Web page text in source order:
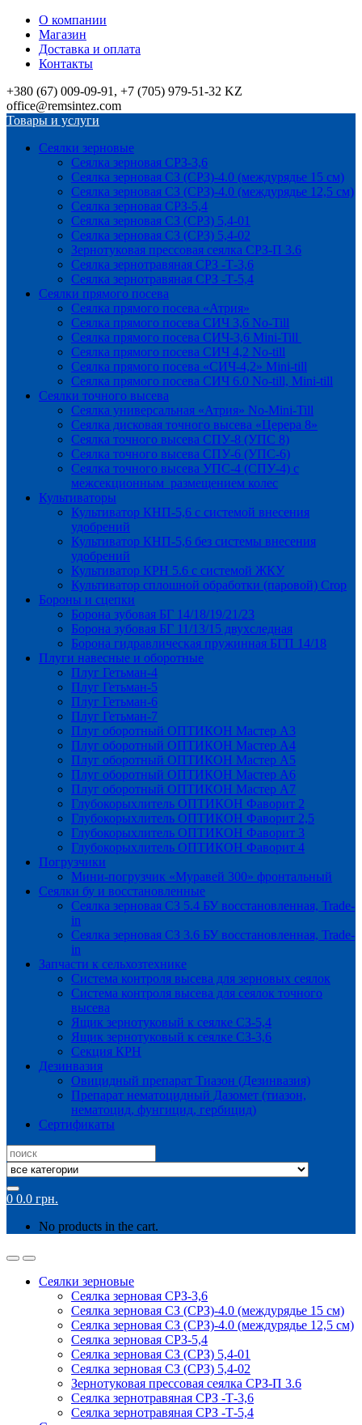
О компании
Магазин
Доставка и оплата
Контакты
+380 (67) 009-09-91, +7 (705) 979-51-32 KZ
office@remsintez.com
Товары и услуги
Сеялки зерновые
Сеялка зерновая СРЗ-3,6
Сеялка зерновая СЗ (СРЗ)-4.0 (междурядье 15 см)
Сеялка зерновая СЗ (СРЗ)-4.0 (междурядье 12,5 см)
Сеялка зерновая СРЗ-5,4
Сеялка зерновая СЗ (СРЗ) 5,4-01
Сеялка зерновая СЗ (СРЗ) 5,4-02
Зернотуковая прессовая сеялка СРЗ-П 3.6
Сеялка зернотравяная СРЗ -Т-3,6
Сеялка зернотравяная СРЗ -Т-5,4
Сеялки прямого посева
Сеялка прямого посева «Атрия»
Сеялка прямого посева СИЧ 3,6 No-Till
Сеялка прямого посева СИЧ-3,6 Mini-Till
Сеялка прямого посева СИЧ 4,2 No-till
Сеялка прямого посева «СИЧ-4,2» Mini-till
Сеялка прямого посева СИЧ 6.0 No-till, Mini-till
Сеялки точного высева
Сеялка универсальная «Атрия» No-Mini-Till
Сеялка дисковая точного высева «Церера 8»
Сеялка точного высева СПУ-8 (УПС 8)
Сеялка точного высева СПУ-6 (УПС-6)
Сеялка точного высева УПС-4 (СПУ-4) с
межсекционным размещением колес
Культиваторы
Культиватор КНП-5,6 с системой внесения
удобрений
Культиватор КНП-5,6 без системы внесения
удобрений
Культиватор КРН 5.6 с системой ЖКУ
Культиватор сплошной обработки (паровой) Crop
Бороны и сцепки
Борона зубовая БГ 14/18/19/21/23
Борона зубовая БГ 11/13/15 двухследная
Борона гидравлическая пружинная БГП 14/18
Плуги навесные и оборотные
Плуг Гетьман-4
Плуг Гетьман-5
Плуг Гетьман-6
Плуг Гетьман-7
Плуг оборотный ОПТИКОН Мастер А3
Плуг оборотный ОПТИКОН Мастер А4
Плуг оборотный ОПТИКОН Мастер А5
Плуг оборотный ОПТИКОН Мастер А6
Плуг оборотный ОПТИКОН Мастер А7
Глубокорыхлитель ОПТИКОН Фаворит 2
Глубокорыхлитель ОПТИКОН Фаворит 2,5
Глубокорыхлитель ОПТИКОН Фаворит 3
Глубокорыхлитель ОПТИКОН Фаворит 4
Погрузчики
Мини-погрузчик «Муравей 300» фронтальный
Сеялки бу и восстановленные
Сеялка зерновая СЗ 5.4 БУ восстановленная, Trade-
in
Сеялка зерновая СЗ 3.6 БУ восстановленная, Trade-
in
Запчасти к сельхозтехнике
Система контроля высева для зерновых сеялок
Система контроля высева для сеялок точного
высева
Ящик зернотуковый к сеялке СЗ-5,4
Ящик зернотуковый к сеялке СЗ-3,6
Секция КРН
Дезинвазия
Овицидный препарат Тиазон (Дезинвазия)
Препарат нематоцидный Дазомет (тиазон,
нематоцид, фунгицид, гербицид)
Сертификаты
Search
for:
0 0.0 грн.
No products in the cart.
Сеялки зерновые
Сеялка зерновая СРЗ-3,6
Сеялка зерновая СЗ (СРЗ)-4.0 (междурядье 15 см)
Сеялка зерновая СЗ (СРЗ)-4.0 (междурядье 12,5 см)
Сеялка зерновая СРЗ-5,4
Сеялка зерновая СЗ (СРЗ) 5,4-01
Сеялка зерновая СЗ (СРЗ) 5,4-02
Зернотуковая прессовая сеялка СРЗ-П 3.6
Сеялка зернотравяная СРЗ -Т-3,6
Сеялка зернотравяная СРЗ -Т-5,4